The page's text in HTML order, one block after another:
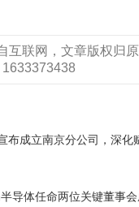
互联网，文章版权归
布成立南京分公司，深化
导体任命两位关键董事